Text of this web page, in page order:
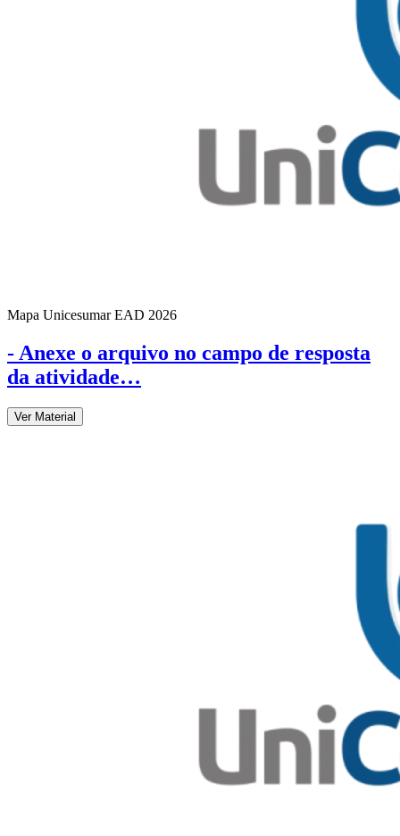
Mapa Unicesumar EAD 2026
- Anexe o arquivo no campo de resposta
da atividade…
Ver Material